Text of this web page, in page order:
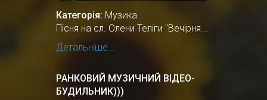
Категорія: Музика
Пісня на сл. Олени Теліги "Вечірня...
Детальніше...
РАНКОВИЙ МУЗИЧНИЙ ВІДЕО-
БУДИЛЬНИК)))